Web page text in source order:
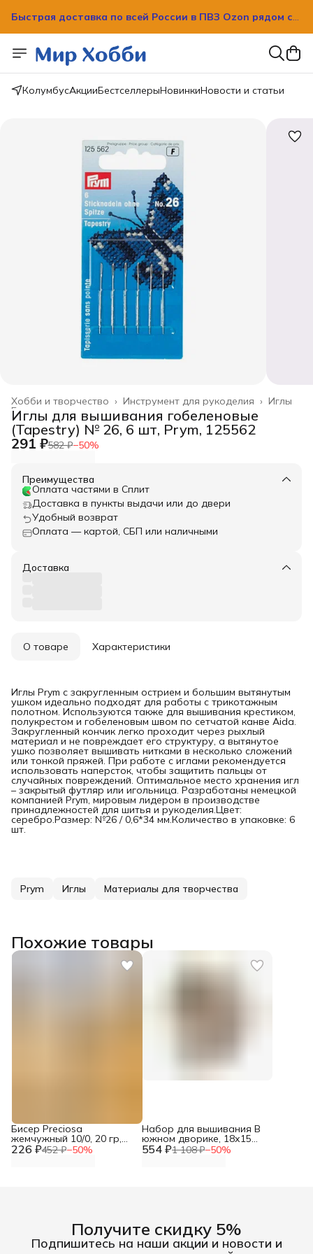
Быстрая доставка по всей России в ПВЗ Ozon рядом с
Быстрая доставка по всей России в ПВЗ Ozon рядом с
вашим домом!
КолумбусАкцииБестселлерыНовинкиНовости и статьи
Иглы
Инструмент для рукоделия ›
Хобби и творчество ›
Главная ›
Иглы для вышивания гобеленовые
(Tapestry) № 26, 6 шт, Prym, 125562
291 ₽582 ₽−50%
Преимущества
Оплата частями в Сплит
Доставка в пункты выдачи или до двери
Удобный возврат
Оплата — картой, СБП или наличными
Доставка
О товаре Характеристики
Иглы Prym с закругленным острием и большим вытянутым
ушком идеально подходят для работы с трикотажным
полотном. Используются также для вышивания крестиком,
полукрестом и гобеленовым швом по сетчатой канве Aida.
Закругленный кончик легко проходит через рыхлый
материал и не повреждает его структуру, а вытянутое
ушко позволяет вышивать нитками в несколько сложений
или тонкой пряжей. При работе с иглами рекомендуется
использовать наперсток, чтобы защитить пальцы от
случайных повреждений. Оптимальное место хранения игл
– закрытый футляр или игольница. Разработаны немецкой
компанией Prym, мировым лидером в производстве
принадлежностей для шитья и рукоделия.Цвет:
серебро.Размер: №26 / 0,6*34 мм.Количество в упаковке: 6
шт.
Prym Иглы Материалы для творчества
Похожие товары
226 ₽452 ₽−50%
Бисер Preciosa
жемчужный 10/0, 20 гр,
цвет № 47112, бисер 554 ₽1 108 ₽−50%
Набор для вышивания В
южном дворике, 18х15
см, вышивка крестом
Получите скидку 5%
Подпишитесь на наши акции и новости и